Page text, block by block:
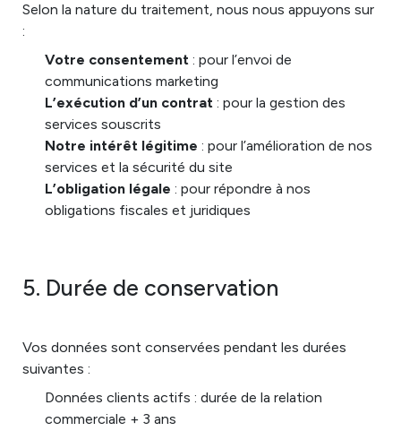
Selon la nature du traitement, nous nous appuyons sur
:
Votre consentement : pour l’envoi de
communications marketing
L’exécution d’un contrat : pour la gestion des
services souscrits
Notre intérêt légitime : pour l’amélioration de nos
services et la sécurité du site
L’obligation légale : pour répondre à nos
obligations fiscales et juridiques
5. Durée de conservation
Vos données sont conservées pendant les durées
suivantes :
Données clients actifs : durée de la relation
commerciale + 3 ans